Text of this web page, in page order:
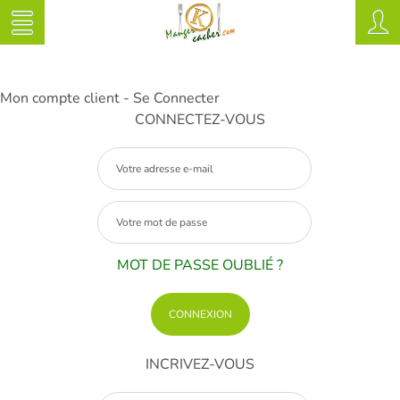
Mon compte client - Se Connecter
CONNECTEZ-VOUS
MOT DE PASSE OUBLIÉ ?
INCRIVEZ-VOUS